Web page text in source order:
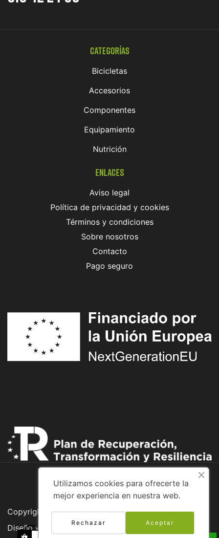
Categorías
Bicicletas
Accesorios
Componentes
Equipamiento
Nutrición
Enlaces
Aviso legal
Política de privacidad y cookies
Términos y condiciones
Sobre nosotros
Contacto
Pago seguro
Copyright © 2026 Adventure Bike
Diseño web:
Utilizamos cookies para ofrecerte la
mejor experiencia en nuestra web.
Aceptar
Rechazar